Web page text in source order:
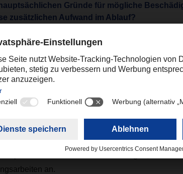
Gründe für mögliche
zusätzlichen Aufwand im Ablauf?
der Beschädigungen entsteht im Zuge des
damit verbundenen Belastungen. Während des
aber auch Schiebe-, Druck- und
prinzipiell nicht immer vermeidbar. Bei
um übliche transport- und handlingsbedingte
einer Sendung zieht häufig einen
zusätzlichen administrativen Leistung aller
für Rück- und Ersatzlieferungen,
an.